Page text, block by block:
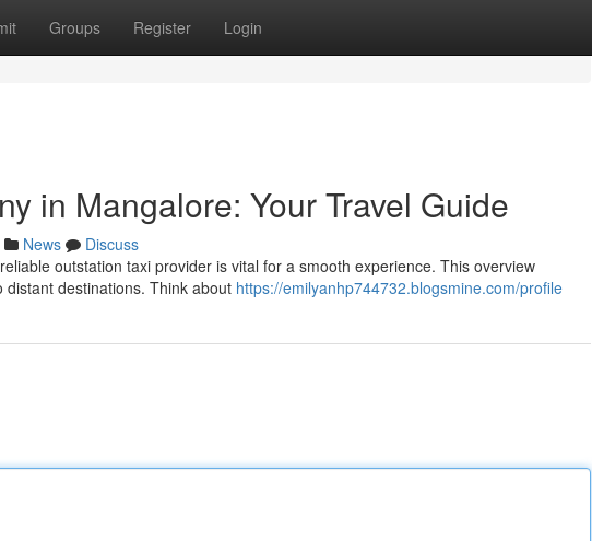
Groups Register Login
in Mangalore: Your Travel Guide
News
Discuss
outstation taxi provider is vital for a smooth experience. This overview
destinations. Think about https://emilyanhp744732.blogsmine.com/profile